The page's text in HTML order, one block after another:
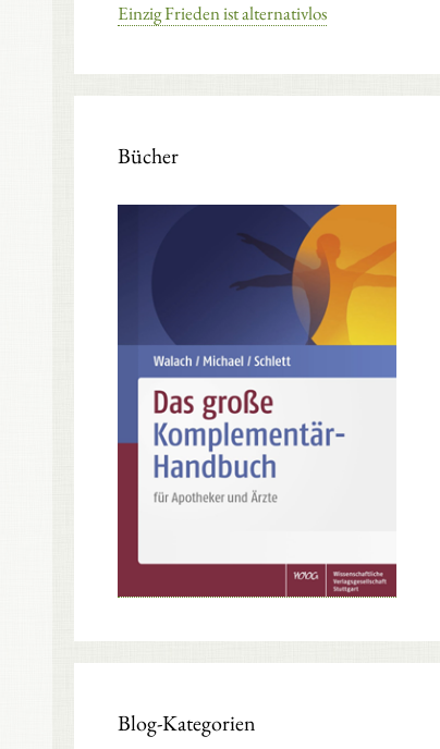
Einzig Frieden ist alternativlos
Bücher
Blog-Kategorien